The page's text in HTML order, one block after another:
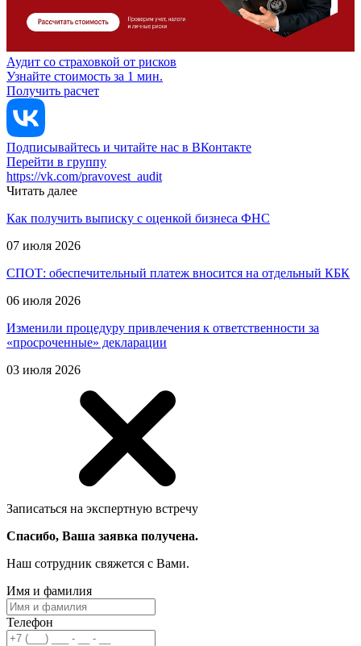
Аудит со страховкой от рисков
Узнайте стоимость за 1 мин.
Получить расчет
Подписывайтесь и читайте нас в ВКонтакте
Перейти в группу
https://vk.com/pravovest_audit
Читать далее
Как получить выписку с оценкой бизнеса ФНС
07 июля 2026
СПОТ: обеспечительный платеж вносится на отдельный КБК
06 июля 2026
Изменили процедуру привлечения к ответственности за
«просроченные» декларации
03 июля 2026
Записаться на экспертную встречу
Спасибо, Ваша заявка получена.
Наш сотрудник свяжется с Вами.
Имя и фамилия
Телефон